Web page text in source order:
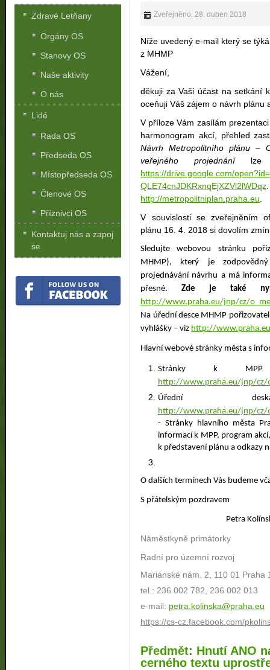
Zveřejněno: 28. duben 2018
Níže uvedený e-mail který se
z MHMP
Vážení,
děkuji za Vaši účast na setkání
oceňuji Váš zájem o návrh plánu
V příloze Vám zasílám
harmonogram akcí, přehled
Návrh Metropolitního plánu –
veřejného projednánílze
https://drive.google.com/
QLE74cnJDKRxnqEjXZVl2lWDqz
http://metropolitniplan.praha.eu.
V souvislosti se zveřejněním
plánu 16. 4. 2018 si dovolím
Sledujte webovou stránku
MHMP), který je
projednávání návrhu a má
přesné.Zde je také
http://www.praha.eu/jnp/cz/
Na úřední desce MHMP
vyhlášky – viz http://
Hlavní webové stránky města s
Stránky k MPP
http://www.praha.eu/jnp/cz/
Úřední
http://www.praha.eu/jnp/cz/
- Stránky hlavního města
informací k MPP, program
k představení plánu a odkazy
O dalších termínech Vás budeme
S přátelským pozdravem
Petra
Náměstkyně primátorky
Radní pro územní rozvoj
Mariánské nám. 2, 110 01 Praha
tel.: 236 002 782, 236 002 013
e-mail: petra.kolinska@praha.eu
https://cs-cz.facebook.com/
Předmět: Hnutí ANO
cerného textu
Zdravé Letňany
Orgány OS
Stanovy OS
Naše aktivity
O nás
Lidé
Rada OS
Předseda OS
Místopředseda OS
Členové OS
Příznivci OS
Kontaktuj nás a zapoj
se